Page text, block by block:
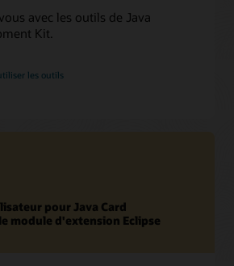
Java Card
Java Card
avec les outils de Java
Kit.
les outils
pour Java Card
module d'extension Eclipse